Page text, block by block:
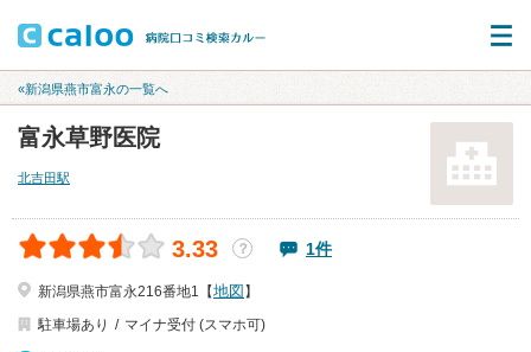
«新潟県燕市富永の一覧へ
富永草野医院
北吉田駅
3.33 ？ 1件
新潟県燕市富永216番地1【地図 】
駐車場あり
マイナ受付 (スマホ可)